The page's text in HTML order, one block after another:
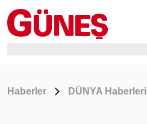
Haberler DÜNYA Haberleri